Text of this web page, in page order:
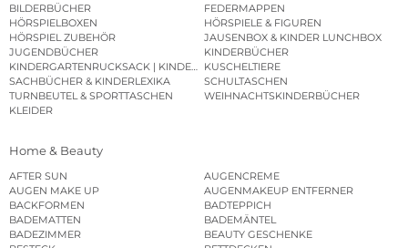
BILDERBÜCHER
FEDERMAPPEN
HÖRSPIELBOXEN
HÖRSPIELE & FIGUREN
HÖRSPIEL ZUBEHÖR
JAUSENBOX & KINDER LUNCHBOX
JUGENDBÜCHER
KINDERBÜCHER
KINDERGARTENRUCKSACK | KINDERGARTENBEUTEL
KUSCHELTIERE
SACHBÜCHER & KINDERLEXIKA
SCHULTASCHEN
TURNBEUTEL & SPORTTASCHEN
WEIHNACHTSKINDERBÜCHER
KLEIDER
Home & Beauty
AFTER SUN
AUGENCREME
AUGEN MAKE UP
AUGENMAKEUP ENTFERNER
BACKFORMEN
BADTEPPICH
BADEMATTEN
BADEMÄNTEL
BADEZIMMER
BEAUTY GESCHENKE